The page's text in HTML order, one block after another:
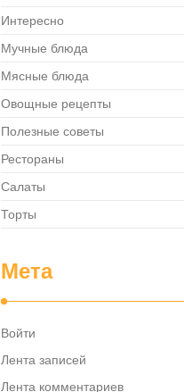
Интересно
Мучные блюда
Мясные блюда
Овощные рецепты
Полезные советы
Рестораны
Салаты
Торты
Мета
Войти
Лента записей
Лента комментариев